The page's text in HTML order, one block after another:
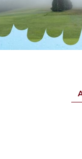
業に胸を張っ
私たちは、こ
心をお